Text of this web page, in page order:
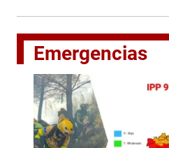
Emergencias